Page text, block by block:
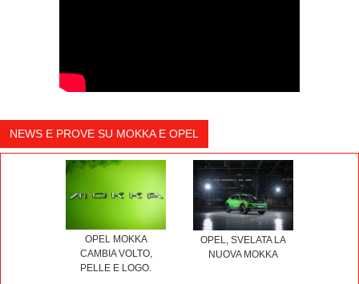
NEWS E PROVE SU MOKKA E OPEL
OPEL MOKKA
CAMBIA VOLTO,
PELLE E LOGO.
OPEL, SVELATA LA
NUOVA MOKKA